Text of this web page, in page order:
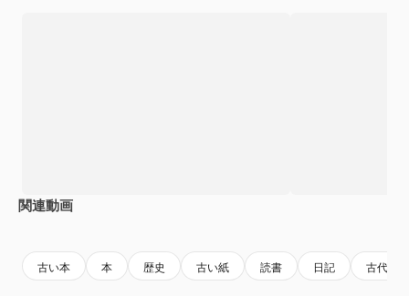
関連動画
古い本 本 歴史 古い紙 読書 日記 古代